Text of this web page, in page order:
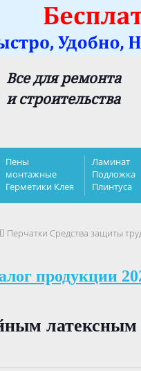
Все для ремонта
и строительства
Пены
монтажные
Герметики Клея
Ламинат
Подложка
Плинтуса
Перчатки Средства защиты
продукции